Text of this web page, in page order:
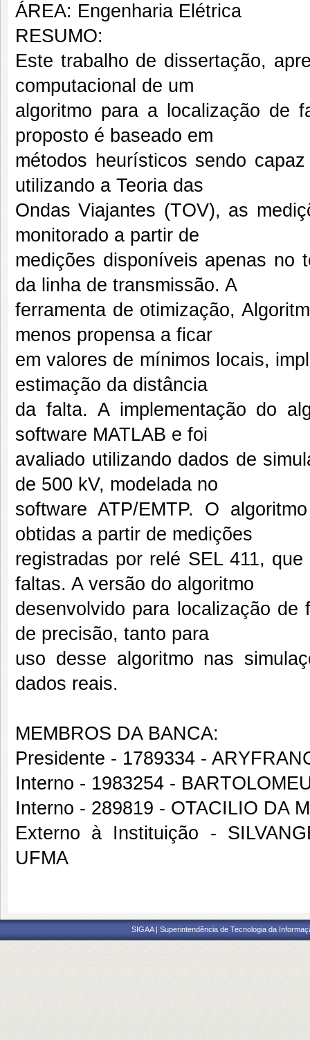
ÁREA: Engenharia Elétrica
RESUMO:
Este trabalho de dissertação,
computacional de um
algoritmo para a localização de
proposto é baseado em
métodos heurísticos sendo
utilizando a Teoria das
Ondas Viajantes (TOV), as
monitorado a partir de
medições disponíveis apenas no
da linha de transmissão. A
ferramenta de otimização,
menos propensa a ficar
em valores de mínimos locais,
estimação da distância
da falta. A implementação do
software MATLAB e foi
avaliado utilizando dados de
de 500 kV, modelada no
software ATP/EMTP. O
obtidas a partir de medições
registradas por relé SEL 411,
faltas. A versão do algoritmo
desenvolvido para localização
de precisão, tanto para
uso desse algoritmo nas
dados reais.
MEMBROS DA BANCA:
Presidente - 1789334 -
Interno - 1983254 -
Interno - 289819 - OTACILIO DA
Externo à Instituição -
UFMA
SIGAA | Superintendência de Tecnologia da